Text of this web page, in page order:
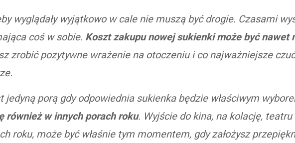
wyglądały wyjątkowo w cale nie muszą być drogie. Czasami
coś w sobie. Koszt zakupu nowej sukienki może być nawet
zrobić pozytywne wrażenie na otoczeniu i co najważniejsze
jedyną porą gdy odpowiednia sukienka będzie właściwym
również w innych porach roku. Wyjście do kina, na kolację,
roku, może być właśnie tym momentem, gdy założysz